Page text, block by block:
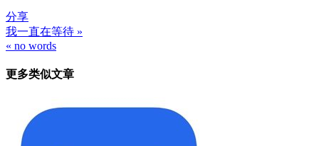
分享
文
导
我一直在等待 »
« no words
更多类似文章